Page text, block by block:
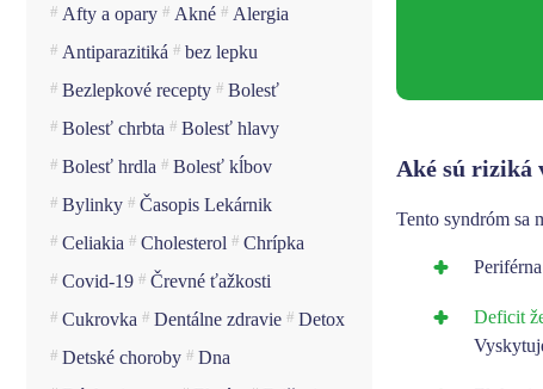
Aké sú riziká
Tento syndróm sa
Deficit
Afty a opary Akné
Alergia
Antiparazitiká
bez lepku
Bezlepkové recepty
Bolesť
Bolesť chrbta
Bolesť hlavy
Bolesť hrdla
Bolesť kĺbov
Bylinky
Časopis Lekárnik
Celiakia
Cholesterol
Chrípka
Covid-19
Črevné ťažkosti
Cukrovka
Dentálne zdravie
Detox
Detské choroby
Dna